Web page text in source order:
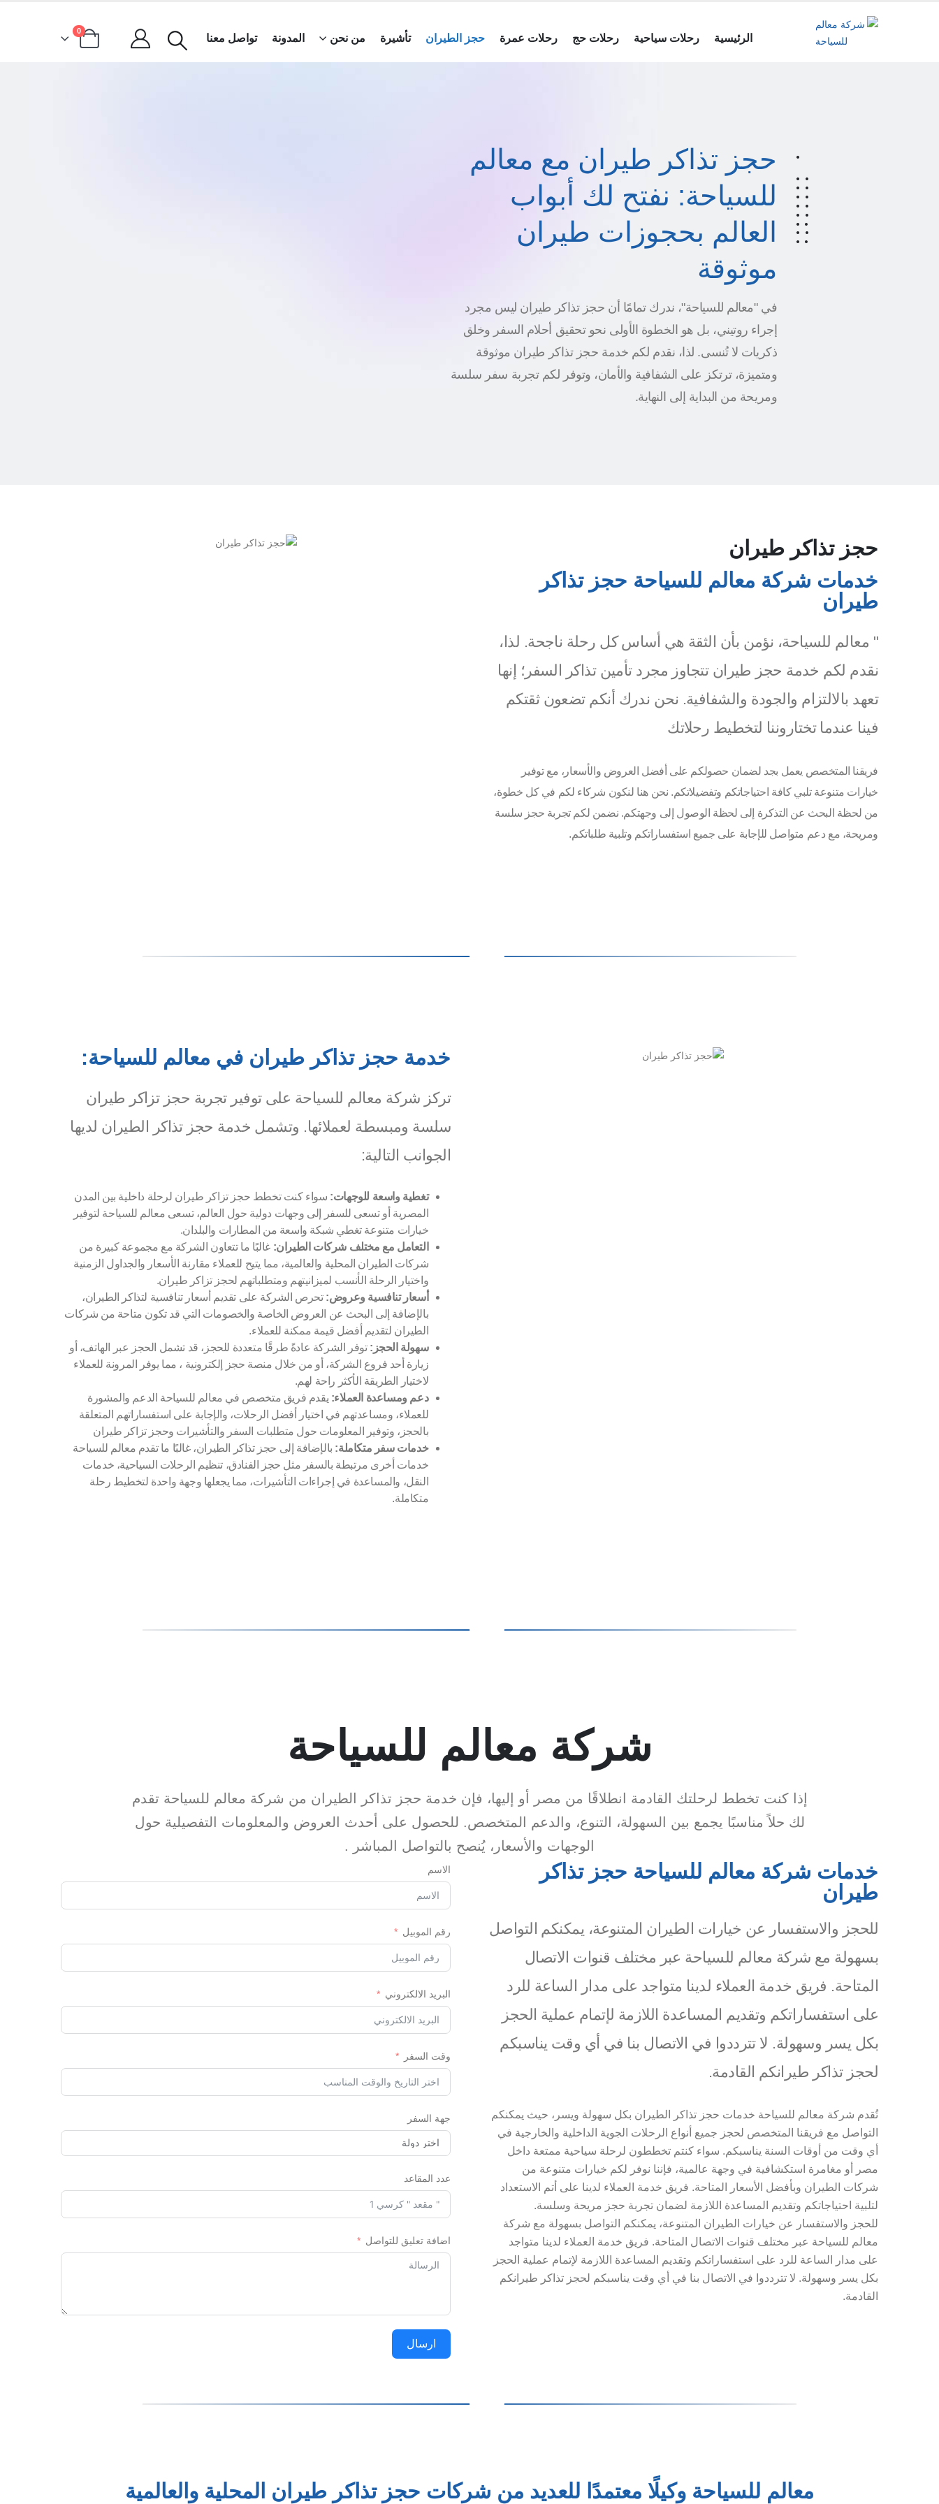
الرئيسية رحلات سياحية رحلات حج رحلات عمرة حجز الطيران تأشيرة من نحن المدونة تواصل معنا
0
حجز تذاكر طيران مع معالم
للسياحة: نفتح لك أبواب
العالم بحجوزات طيران
موثوقة
في "معالم للسياحة"، ندرك تمامًا أن حجز تذاكر طيران ليس مجرد
إجراء روتيني، بل هو الخطوة الأولى نحو تحقيق أحلام السفر وخلق
ذكريات لا تُنسى. لذا، نقدم لكم خدمة حجز تذاكر طيران موثوقة
ومتميزة، ترتكز على الشفافية والأمان، وتوفر لكم تجربة سفر سلسة
ومريحة من البداية إلى النهاية.
حجز تذاكر طيران
خدمات شركة معالم للسياحة حجز تذاكر
طيران
" معالم للسياحة، نؤمن بأن الثقة هي أساس كل رحلة ناجحة. لذا،
نقدم لكم خدمة حجز طيران تتجاوز مجرد تأمين تذاكر السفر؛ إنها
تعهد بالالتزام والجودة والشفافية. نحن ندرك أنكم تضعون ثقتكم
فينا عندما تختاروننا لتخطيط رحلاتك
فريقنا المتخصص يعمل بجد لضمان حصولكم على أفضل العروض والأسعار، مع توفير
خيارات متنوعة تلبي كافة احتياجاتكم وتفضيلاتكم. نحن هنا لنكون شركاء لكم في كل خطوة،
من لحظة البحث عن التذكرة إلى لحظة الوصول إلى وجهتكم. نضمن لكم تجربة حجز سلسة
ومريحة، مع دعم متواصل للإجابة على جميع استفساراتكم وتلبية طلباتكم.
خدمة حجز تذاكر طيران في معالم للسياحة:
تركز شركة معالم للسياحة على توفير تجربة حجز تزاكر طيران
سلسة ومبسطة لعملائها. وتشمل خدمة حجز تذاكر الطيران لديها
الجوانب التالية:
تغطية واسعة للوجهات: سواء كنت تخطط حجز تزاكر طيران لرحلة داخلية بين المدن
المصرية أو تسعى للسفر إلى وجهات دولية حول العالم، تسعى معالم للسياحة لتوفير
خيارات متنوعة تغطي شبكة واسعة من المطارات والبلدان.
التعامل مع مختلف شركات الطيران: غالبًا ما تتعاون الشركة مع مجموعة كبيرة من
شركات الطيران المحلية والعالمية، مما يتيح للعملاء مقارنة الأسعار والجداول الزمنية
واختيار الرحلة الأنسب لميزانيتهم ومتطلباتهم لحجز تزاكر طيران.
أسعار تنافسية وعروض: تحرص الشركة على تقديم أسعار تنافسية لتذاكر الطيران،
بالإضافة إلى البحث عن العروض الخاصة والخصومات التي قد تكون متاحة من شركات
الطيران لتقديم أفضل قيمة ممكنة للعملاء.
سهولة الحجز: توفر الشركة عادةً طرقًا متعددة للحجز، قد تشمل الحجز عبر الهاتف، أو
زيارة أحد فروع الشركة، أو من خلال منصة حجز إلكترونية ، مما يوفر المرونة للعملاء
لاختيار الطريقة الأكثر راحة لهم.
دعم ومساعدة العملاء: يقدم فريق متخصص في معالم للسياحة الدعم والمشورة
للعملاء، ومساعدتهم في اختيار أفضل الرحلات، والإجابة على استفساراتهم المتعلقة
بالحجز، وتوفير المعلومات حول متطلبات السفر والتأشيرات وحجز تزاكر طيران
خدمات سفر متكاملة: بالإضافة إلى حجز تذاكر الطيران، غالبًا ما تقدم معالم للسياحة
خدمات أخرى مرتبطة بالسفر مثل حجز الفنادق، تنظيم الرحلات السياحية، خدمات
النقل، والمساعدة في إجراءات التأشيرات، مما يجعلها وجهة واحدة لتخطيط رحلة
متكاملة.
شركة معالم للسياحة
إذا كنت تخطط لرحلتك القادمة انطلاقًا من مصر أو إليها، فإن خدمة حجز تذاكر الطيران من شركة معالم للسياحة تقدم
لك حلاً مناسبًا يجمع بين السهولة، التنوع، والدعم المتخصص. للحصول على أحدث العروض والمعلومات التفصيلية حول
الوجهات والأسعار، يُنصح بالتواصل المباشر .
خدمات شركة معالم للسياحة حجز تذاكر
طيران
للحجز والاستفسار عن خيارات الطيران المتنوعة، يمكنكم التواصل
بسهولة مع شركة معالم للسياحة عبر مختلف قنوات الاتصال
المتاحة. فريق خدمة العملاء لدينا متواجد على مدار الساعة للرد
على استفساراتكم وتقديم المساعدة اللازمة لإتمام عملية الحجز
بكل يسر وسهولة. لا تترددوا في الاتصال بنا في أي وقت يناسبكم
لحجز تذاكر طيرانكم القادمة.
تُقدم شركة معالم للسياحة خدمات حجز تذاكر الطيران بكل سهولة ويسر، حيث يمكنكم
التواصل مع فريقنا المتخصص لحجز جميع أنواع الرحلات الجوية الداخلية والخارجية في
أي وقت من أوقات السنة يناسبكم. سواء كنتم تخططون لرحلة سياحية ممتعة داخل
مصر أو مغامرة استكشافية في وجهة عالمية، فإننا نوفر لكم خيارات متنوعة من
شركات الطيران وبأفضل الأسعار المتاحة. فريق خدمة العملاء لدينا على أتم الاستعداد
لتلبية احتياجاتكم وتقديم المساعدة اللازمة لضمان تجربة حجز مريحة وسلسة.
للحجز والاستفسار عن خيارات الطيران المتنوعة، يمكنكم التواصل بسهولة مع شركة
معالم للسياحة عبر مختلف قنوات الاتصال المتاحة. فريق خدمة العملاء لدينا متواجد
على مدار الساعة للرد على استفساراتكم وتقديم المساعدة اللازمة لإتمام عملية الحجز
بكل يسر وسهولة. لا تترددوا في الاتصال بنا في أي وقت يناسبكم لحجز تذاكر طيرانكم
القادمة.
الاسم
رقم الموبيل
البريد الالكتروني
وقت السفر
جهة السفر
عدد المقاعد
اضافة تعليق للتواصل
ارسال
معالم للسياحة وكيلًا معتمدًا للعديد من شركات حجز تذاكر طيران المحلية والعالمية